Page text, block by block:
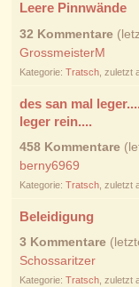
Leere Pinnwände
32 Kommentare
GrossmeisterM
Kategorie: Tratsch, zuletzt
des san mal
leger rein....
458 Kommentare
berny6969
Kategorie: Tratsch, zuletzt
Beleidigung
3 Kommentare
Schossaritzer
Kategorie: Tratsch, zuletzt